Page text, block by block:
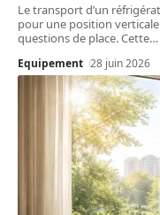
Le transport d’un
pour une position
questions de place. Cette…
Equipement 28 juin 2026